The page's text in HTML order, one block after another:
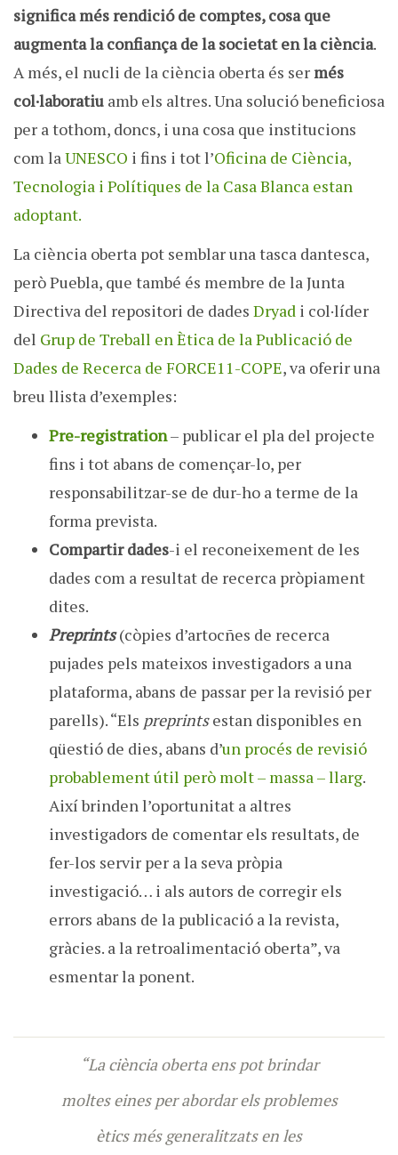
significa més rendició de comptes, cosa que
augmenta la confiança de la societat en la ciència.
A més, el nucli de la ciència oberta és sermés
col·laboratiu amb els altres. Una solució beneficiosa
per a tothom, doncs, i una cosa que institucions
com laUNESCO i fins i tot l’Oficina de Ciència,
Tecnologia i Polítiques de la Casa Blanca estan
adoptant.
La ciència oberta pot semblar una tasca dantesca,
però Puebla, que també és membre de la Junta
Directiva del repositori de dades Dryad i col·líder
del Grup de Treball en Ètica de la Publicació de
Dades de Recerca de FORCE11-COPE, va oferir una
breu llista d’exemples:
Pre-registration– publicar el pla del projecte
fins i tot abans de començar-lo, per
responsabilitzar-se de dur-ho a terme de la
forma prevista.
Compartir dades-i el reconeixement de les
dades com a resultat de recerca pròpiament
dites.
Preprints (còpies d’artocñes de recerca
pujades pels mateixos investigadors a una
plataforma, abans de passar per la revisió per
parells). “Els preprintsestan disponibles en
qüestió de dies, abans d’un procés de revisió
probablement útil però molt – massa – llarg.
Així brinden l’oportunitat a altres
investigadors de comentar els resultats, de
fer-los servir per a la seva pròpia
investigació… i als autors de corregir els
errors abans de la publicació a la revista,
gràcies. a la retroalimentació oberta”, va
esmentar la ponent.
“La ciència oberta ens pot brindar
moltes eines per abordar els problemes
ètics més generalitzats en les